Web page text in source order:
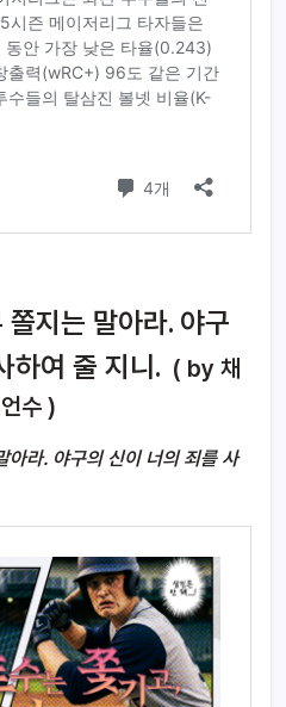
지는 말아라. 야구
하여 줄 지니. ( by 채
수 )
아라. 야구의 신이 너의 죄를 사